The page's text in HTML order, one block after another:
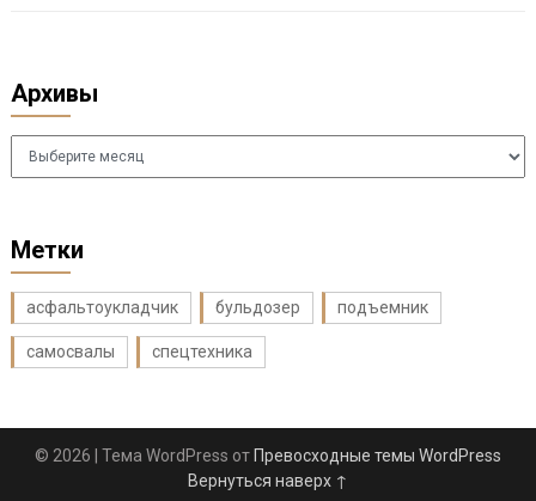
Архивы
Архивы
Метки
асфальтоукладчик бульдозер подъемник
самосвалы спецтехника
© 2026 | Тема WordPress от Превосходные темы WordPress
Вернуться наверх ↑